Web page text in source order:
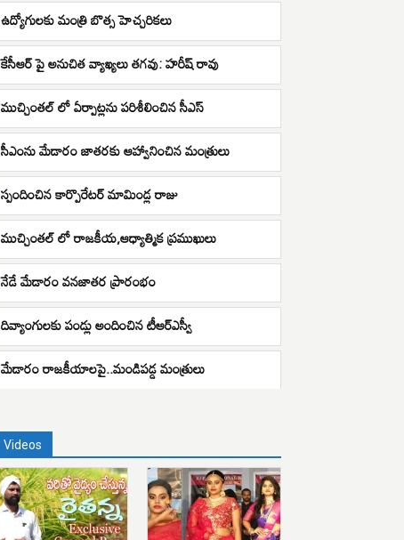
ఉద్యోగులకు మంత్రి బొత్స హెచ్చరికలు
కేసీఆర్ పై అనుచిత వ్యాఖ్యలు తగవు: హరీష్ రావు
ముచ్చింతల్ లో ఏర్పాట్లను పరిశీలించిన సీఎస్
సీఎంను మేడారం జాతరకు ఆహ్వానించిన మంత్రులు
స్పందించిన కార్పొరేటర్ మామిండ్ల రాజు
ముచ్చింతల్ లో రాజకీయ,ఆధ్యాత్మిక ప్రముఖులు
నేడే మేడారం వనజాతర ప్రారంభం
దివ్యాంగులకు పండ్లు అందించిన టీఆర్ఎస్వీ
మేడారం రాజకీయాలపై..మండిపడ్డ మంత్రులు
Videos